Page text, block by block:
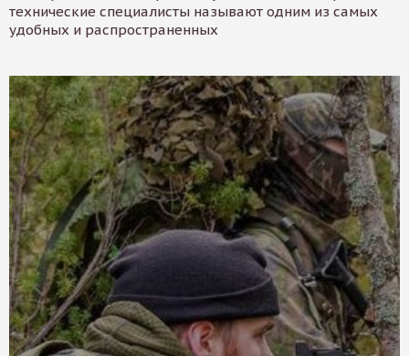
технические специалисты называют одним из самых
удобных и распространенных